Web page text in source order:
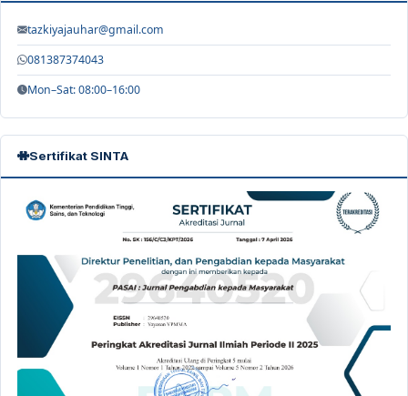
tazkiyajauhar@gmail.com
081387374043
Mon–Sat: 08:00–16:00
Sertifikat SINTA